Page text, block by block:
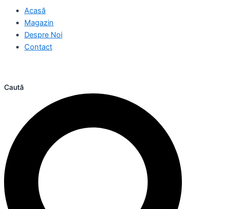
Acasă
Magazin
Despre Noi
Contact
Caută